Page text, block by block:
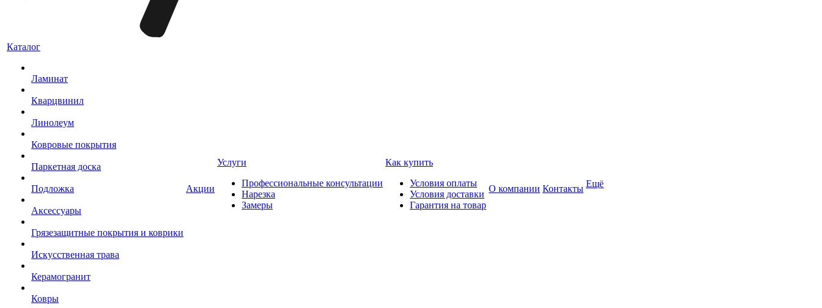
Каталог
Ламинат
Кварцвинил
Линолеум
Ковровые покрытия
Паркетная доска
Подложка
Аксессуары
Грязезащитные покрытия и коврики
Искусственная трава
Керамогранит
Ковры
Акции
Услуги
Профессиональные консультации
Нарезка
Замеры
Как купить
Условия оплаты
Условия доставки
Гарантия на товар
О компании Контакты Ещё